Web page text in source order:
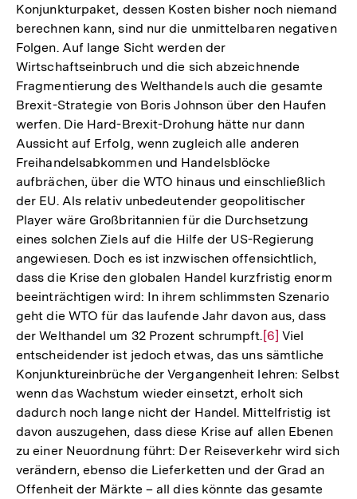
Konjunkturpaket, dessen Kosten bisher noch niemand
berechnen kann, sind nur die unmittelbaren negativen
Folgen. Auf lange Sicht werden der
Wirtschaftseinbruch und die sich abzeichnende
Fragmentierung des Welthandels auch die gesamte
Brexit-Strategie von Boris Johnson über den Haufen
werfen. Die Hard-Brexit-Drohung hätte nur dann
Aussicht auf Erfolg, wenn zugleich alle anderen
Freihandelsabkommen und Handelsblöcke
aufbrächen, über die WTO hinaus und einschließlich
der EU. Als relativ unbedeutender geopolitischer
Player wäre Großbritannien für die Durchsetzung
eines solchen Ziels auf die Hilfe der US-Regierung
angewiesen. Doch es ist inzwischen offensichtlich,
dass die Krise den globalen Handel kurzfristig enorm
beeinträchtigen wird: In ihrem schlimmsten Szenario
geht die WTO für das laufende Jahr davon aus, dass
der Welthandel um 32 Prozent schrumpft. Zur
Auflösung
der
Fußnote
[6] Viel
entscheidender ist jedoch etwas, das uns sämtliche
Konjunktureinbrüche der Vergangenheit lehren: Selbst
wenn das Wachstum wieder einsetzt, erholt sich
dadurch noch lange nicht der Handel. Mittelfristig ist
davon auszugehen, dass diese Krise auf allen Ebenen
zu einer Neuordnung führt: Der Reiseverkehr wird sich
verändern, ebenso die Lieferketten und der Grad an
Offenheit der Märkte – all dies könnte das gesamte